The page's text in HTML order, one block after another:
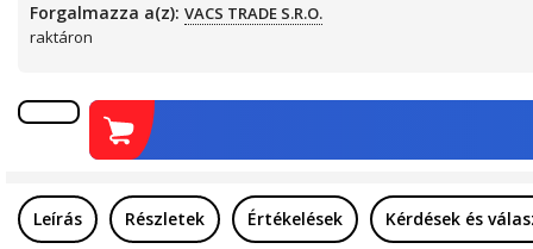
Forgalmazza a(z): VACS TRADE S.R.O.
raktáron
Leírás Részletek Értékelések Kérdések és